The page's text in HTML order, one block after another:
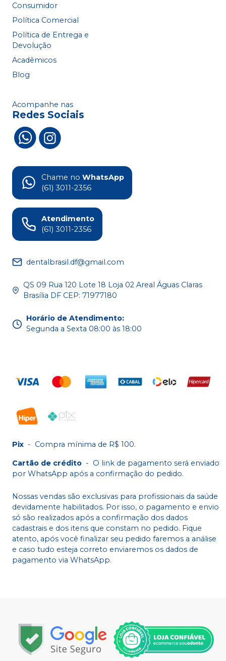
Consumidor
Política Comercial
Política de Entrega e
Devolução
Acadêmicos
Blog
Acompanhe nas
Redes Sociais
Chame no WhatsApp
(61) 3011-2356
Atendimento
(61) 3011-2356
dentalbrasil.df@gmail.com
QS 09 Rua 120 Lote 18 Loja 02 Areal Águas Claras
Brasília DF CEP: 71977180
Horário de Atendimento:
Segunda a Sexta 08:00 às 18:00
Pix - Compra mínima de R$ 100.
Cartão de crédito - O link de pagamento será enviado
por WhatsApp após a confirmação do pedido.
Nossas vendas são exclusivas para profissionais da saúde
devidamente habilitados. Por isso, o pagamento e envio
só são realizados após a confirmação dos dados
cadastrais e dos itens que constam no pedido. Fique
atento, após você finalizar seu pedido faremos a análise
e caso tudo esteja correto enviaremos os dados de
pagamento via WhatsApp.